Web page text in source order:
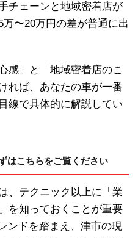
チェーンと地域密着店が
〜20万円の差が普通に出
感」と「地域密着店のこ
れば、あなたの車が一番
線で具体的に解説してい
はこちらをご覧ください
、テクニック以上に「業
を知っておくことが重要
ンドを踏まえ、津市の現